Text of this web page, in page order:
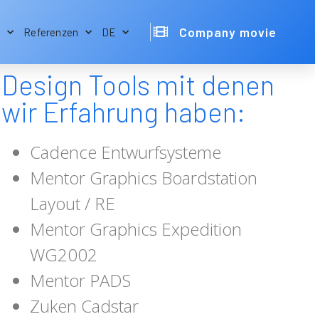
Referenzen DE Company movie
Design Tools mit denen
wir Erfahrung haben:
Cadence Entwurfsysteme
Mentor Graphics Boardstation
Layout / RE
Mentor Graphics Expedition
WG2002
Mentor PADS
Zuken Cadstar